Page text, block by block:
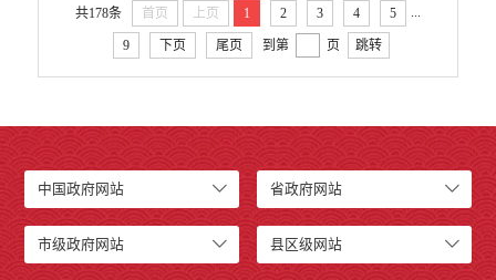
共178条 首页 上页 1 2 3 4 5 ...
9 下页 尾页 到第 页 跳转
中国政府网站 省政府网站
市级政府网站 县区级网站